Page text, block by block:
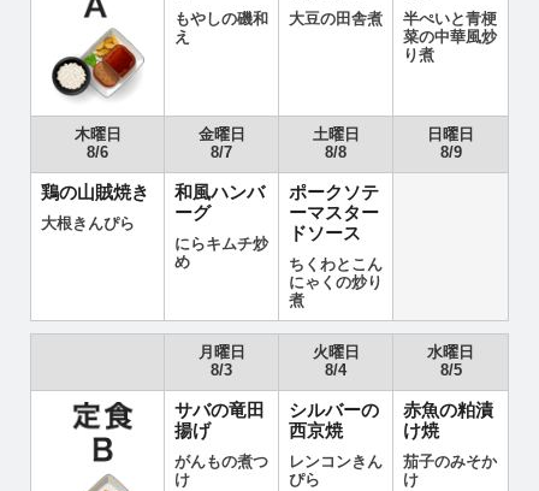
もやしの磯和
え
大豆の田舎煮
半ぺいと青梗
菜の中華風炒
り煮
木曜日
8/6
金曜日
8/7
土曜日
8/8
日曜日
8/9
鶏の山賊焼き
大根きんぴら
和風ハンバ
ーグ
にらキムチ炒
め
ポークソテ
ーマスター
ドソース
ちくわとこん
にゃくの炒り
煮
月曜日
8/3
火曜日
8/4
水曜日
8/5
サバの竜田
揚げ
がんもの煮つ
け
シルバーの
西京焼
レンコンきん
ぴら
赤魚の粕漬
け焼
茄子のみそか
け